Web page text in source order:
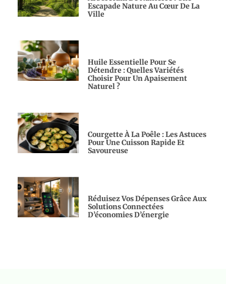
Escapade Nature Au Cœur De La
Ville
Huile Essentielle Pour Se
Détendre : Quelles Variétés
Choisir Pour Un Apaisement
Naturel ?
Courgette À La Poêle : Les Astuces
Pour Une Cuisson Rapide Et
Savoureuse
Réduisez Vos Dépenses Grâce Aux
Solutions Connectées
D’économies D’énergie